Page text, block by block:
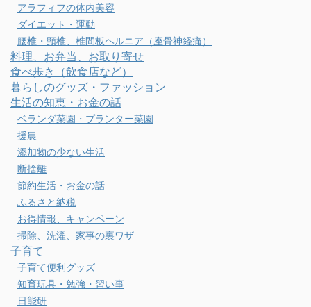
アラフィフの体内美容
ダイエット・運動
腰椎・頸椎、椎間板ヘルニア（座骨神経痛）
料理、お弁当、お取り寄せ
食べ歩き（飲食店など）
暮らしのグッズ・ファッション
生活の知恵・お金の話
ベランダ菜園・プランター菜園
援農
添加物の少ない生活
断捨離
節約生活・お金の話
ふるさと納税
お得情報、キャンペーン
掃除、洗濯、家事の裏ワザ
子育て
子育て便利グッズ
知育玩具・勉強・習い事
日能研